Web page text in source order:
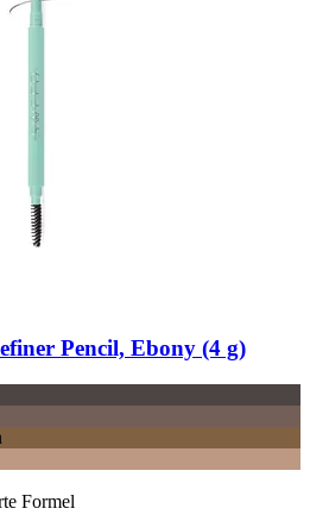
Pencil, Ebony (4 g)
Formel